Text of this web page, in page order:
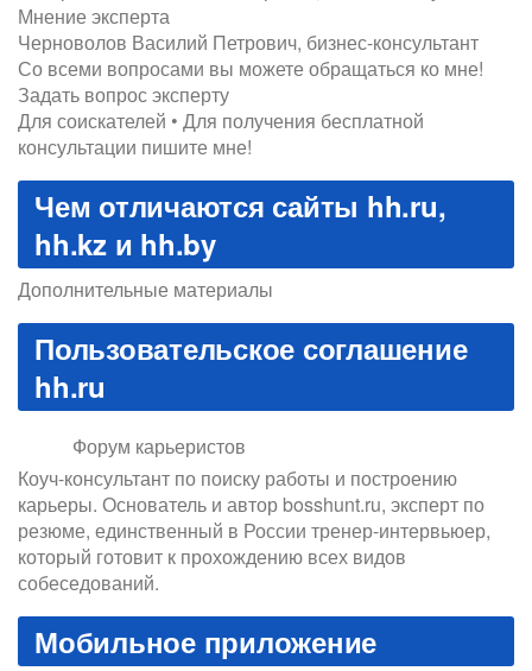
Мнение эксперта
Черноволов Василий Петрович, бизнес-консультант
Со всеми вопросами вы можете обращаться ко мне!
Задать вопрос эксперту
Для соискателей • Для получения бесплатной
консультации пишите мне!
Чем отличаются сайты hh.ru,
hh.kz и hh.by
Дополнительные материалы
Пользовательское соглашение
hh.ru
Форум карьеристов
Коуч-консультант по поиску работы и построению
карьеры. Основатель и автор bosshunt.ru, эксперт по
резюме, единственный в России тренер-интервьюер,
который готовит к прохождению всех видов
собеседований.
Мобильное приложение